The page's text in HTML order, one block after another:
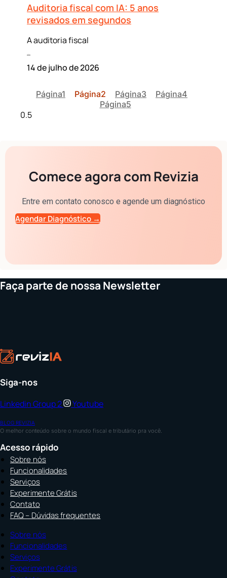
Auditoria fiscal com IA: 5 anos
revisados em segundos
A auditoria fiscal
14 de julho de 2026
Página1 Página2 Página3 Página4
Página5
Comece agora com Revizia
Entre em contato conosco e agende um diagnóstico
Agendar Diagnóstico →
Faça parte de nossa Newsletter
Siga-nos
LinkedinGroup 2 Youtube
BLOG REVIZIA
O melhor conteúdo sobre o mundo fiscal e tributário pra você.
Acesso rápido
Sobre nós
Funcionalidades
Serviços
Experimente Grátis
Contato
FAQ – Dúvidas frequentes
Sobre nós
Funcionalidades
Serviços
Experimente Grátis